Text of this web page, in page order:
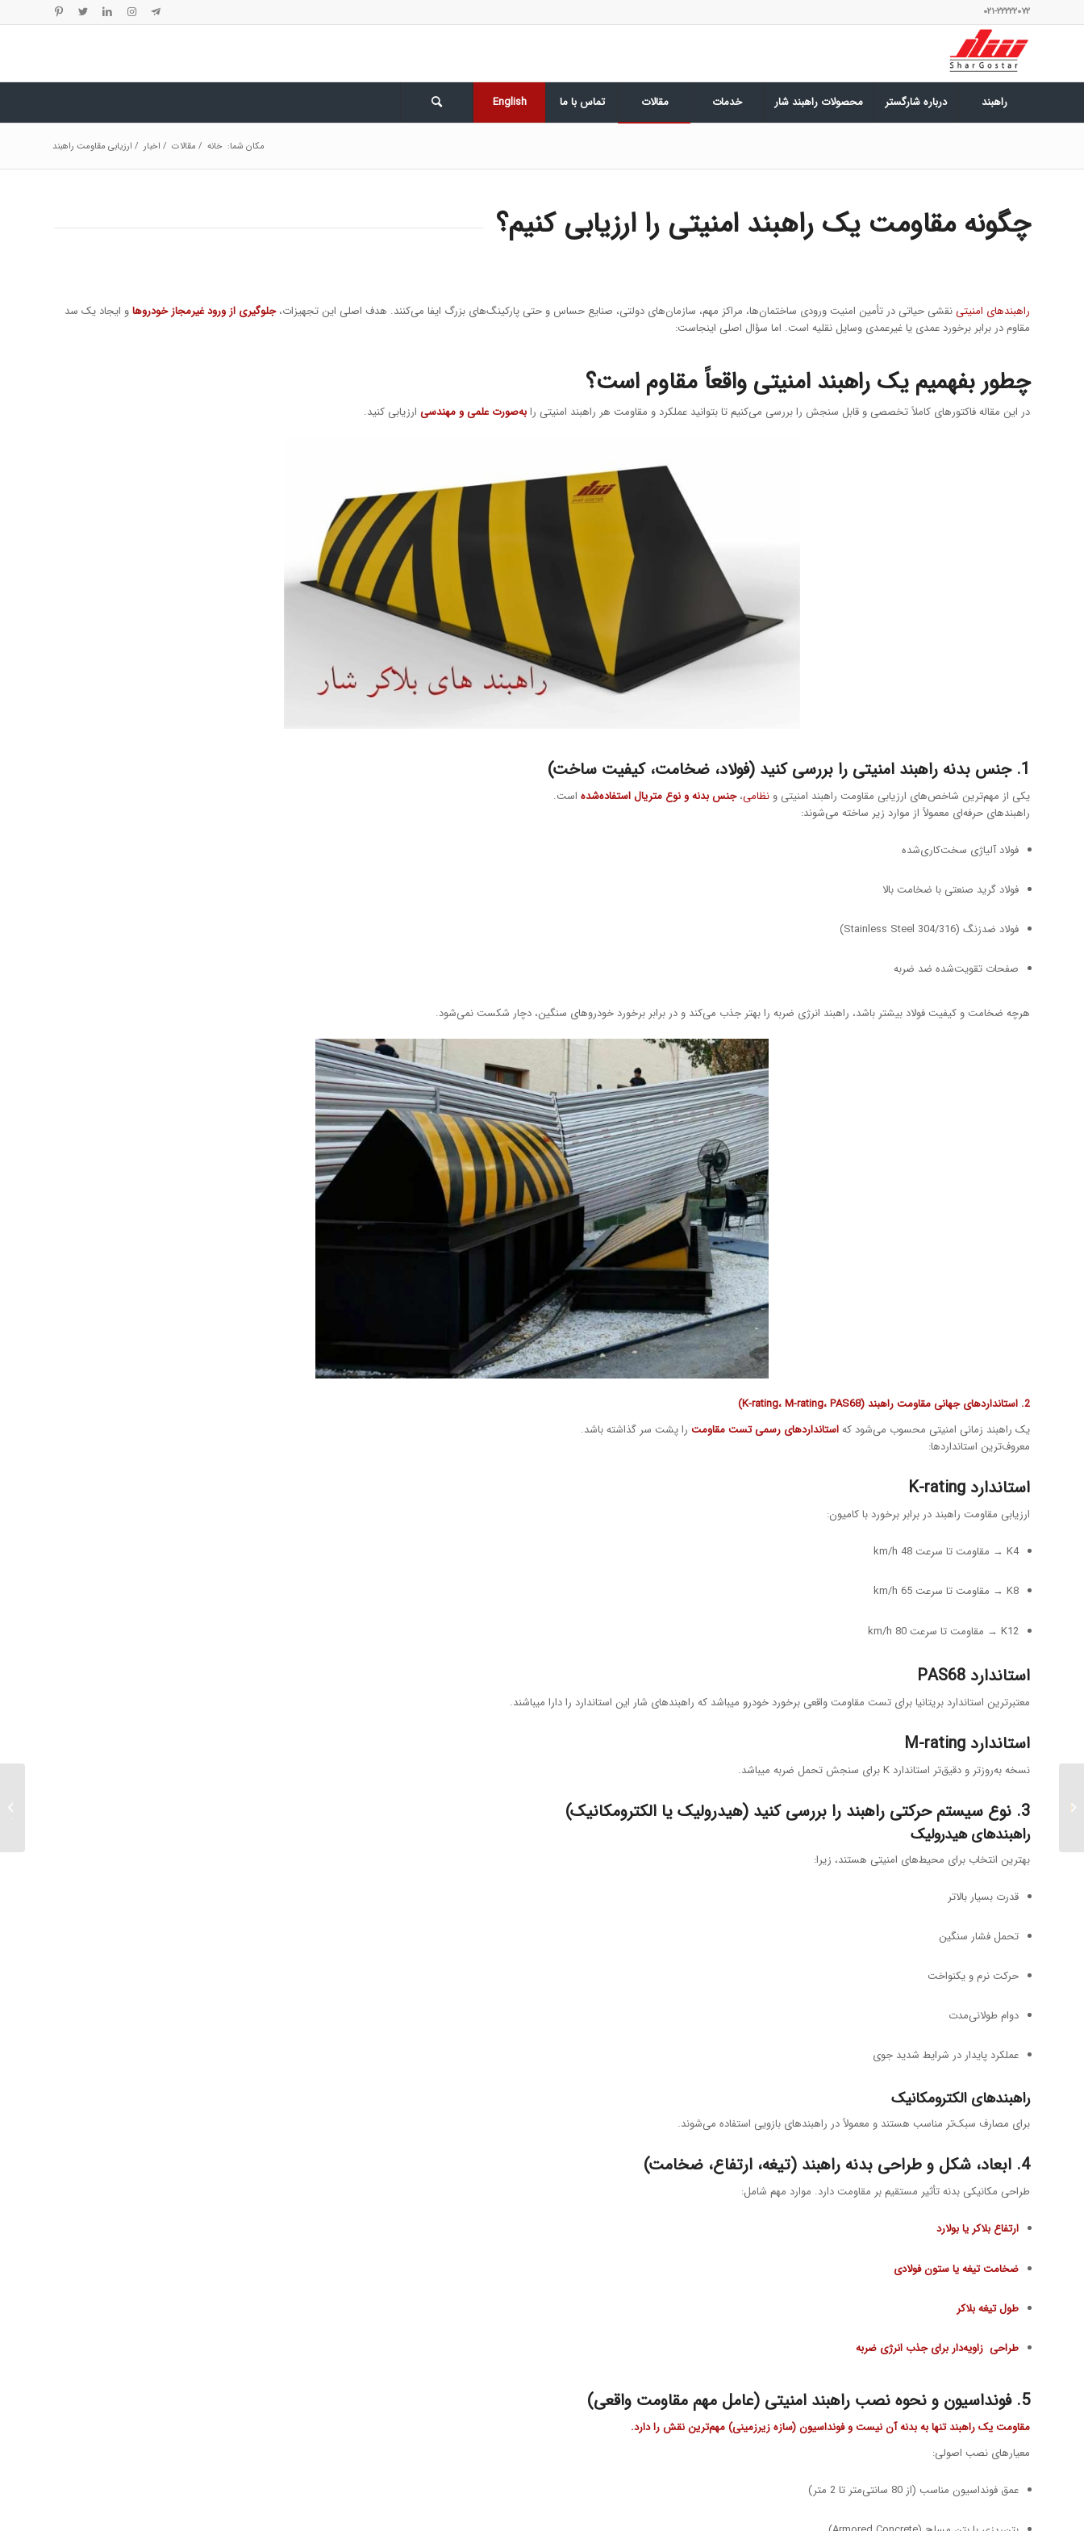
۰۲۱-۲۲۲۲۲۰۷۲
راهبند درباره شارگستر محصولات راهبند شار خدمات مقالات تماس با ما English
مکان شما: خانه / مقالات / اخبار / ارزیابی مقاومت راهبند
چگونه مقاومت یک راهبند امنیتی را ارزیابی کنیم؟
راهبندهای امنیتینقشی حیاتی در تأمین امنیت ورودی ساختمان‌ها، مراکز مهم، سازمان‌های دولتی، صنایع حساس و حتی پارکینگ‌های بزرگ ایفا می‌کنند. هدف اصلی این تجهیزات،جلوگیری از ورود غیرمجاز خودروهاو ایجاد یک سد
مقاوم در برابر برخورد عمدی یا غیرعمدی وسایل نقلیه است. اما سؤال اصلی اینجاست:
چطور بفهمیم یک راهبند امنیتی واقعاً مقاوم است؟
در این مقاله فاکتورهای کاملاً تخصصی و قابل سنجش را بررسی می‌کنیم تا بتوانید عملکرد و مقاومت هر راهبند امنیتی رابه‌صورت علمی و مهندسی ارزیابی کنید.
1. جنس بدنه راهبند امنیتی را بررسی کنید (فولاد، ضخامت، کیفیت ساخت)
یکی از مهم‌ترین شاخص‌های ارزیابی مقاومت راهبند امنیتی و نظامی،جنس بدنه و نوع متریال استفاده‌شده است.
راهبندهای حرفه‌ای معمولاً از موارد زیر ساخته می‌شوند:
فولاد آلیاژی سخت‌کاری‌شده
فولاد گرید صنعتی با ضخامت بالا
فولاد ضدزنگ (Stainless Steel 304/316)
صفحات تقویت‌شده ضد ضربه
هرچه ضخامت و کیفیت فولاد بیشتر باشد، راهبند انرژی ضربه را بهتر جذب می‌کند و در برابر برخورد خودروهای سنگین، دچار شکست نمی‌شود.
2. استانداردهای جهانی مقاومت راهبند (K-rating، M-rating، PAS68)
یک راهبند زمانی امنیتی محسوب می‌شود کهاستانداردهای رسمی تست مقاومت را پشت سر گذاشته باشد.
معروف‌ترین استانداردها:
استاندارد K-rating
ارزیابی مقاومت راهبند در برابر برخورد با کامیون:
K4 → مقاومت تا سرعت 48 km/h
K8 → مقاومت تا سرعت 65 km/h
K12 → مقاومت تا سرعت 80 km/h
استاندارد PAS68
معتبرترین استاندارد بریتانیا برای تست مقاومت واقعی برخورد خودرو میباشد که راهبندهای شار این استاندارد را دارا میباشند.
استاندارد M-rating
نسخه به‌روزتر و دقیق‌تر استاندارد K برای سنجش تحمل ضربه میباشد.
3. نوع سیستم حرکتی راهبند را بررسی کنید (هیدرولیک یا الکترومکانیک)
راهبندهای هیدرولیک
بهترین انتخاب برای محیط‌های امنیتی هستند، زیرا:
قدرت بسیار بالاتر
تحمل فشار سنگین
حرکت نرم و یکنواخت
دوام طولانی‌مدت
عملکرد پایدار در شرایط شدید جوی
راهبندهای الکترومکانیک
برای مصارف سبک‌تر مناسب هستند و معمولاً در راهبندهای بازویی استفاده می‌شوند.
4. ابعاد، شکل و طراحی بدنه راهبند (تیغه، ارتفاع، ضخامت)
طراحی مکانیکی بدنه تأثیر مستقیم بر مقاومت دارد. موارد مهم شامل:
ارتفاع بلاکر یا بولارد
ضخامت تیغه یا ستون فولادی
طول تیغه بلاکر
طراحی زاویه‌دار برای جذب انرژی ضربه
5. فونداسیون و نحوه نصب راهبند امنیتی (عامل مهم مقاومت واقعی)
مقاومت یک راهبند تنها به بدنه آن نیست و فونداسیون (سازه زیرزمینی) مهم‌ترین نقش را دارد.
معیارهای نصب اصولی:
عمق فونداسیون مناسب (از 80 سانتی‌متر تا 2 متر)
راهبند پارکینگ در اصفهان